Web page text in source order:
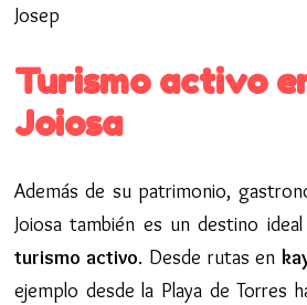
Turismo activo
Joiosa
Además de su patrimonio,
Joiosa también es un destino
turismo activo. Desde rutas en
ejemplo desde la Playa de Torres